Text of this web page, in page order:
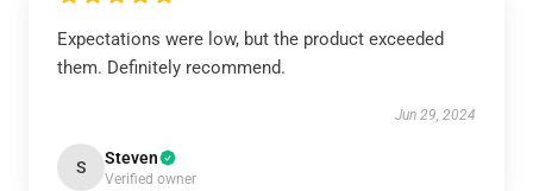
Expectations were low, but the product exceeded
them. Definitely recommend.
Jun 29, 2024
S Steven
Verified owner